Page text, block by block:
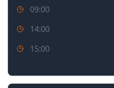
09:00
14:00
15:00